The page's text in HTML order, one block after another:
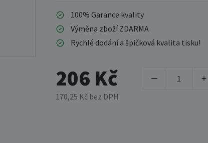
100% Garance kvality
Výměna zboží ZDARMA
Rychlé dodání a špičková kvalita tisku!
206 Kč
170,25 Kč bez DPH